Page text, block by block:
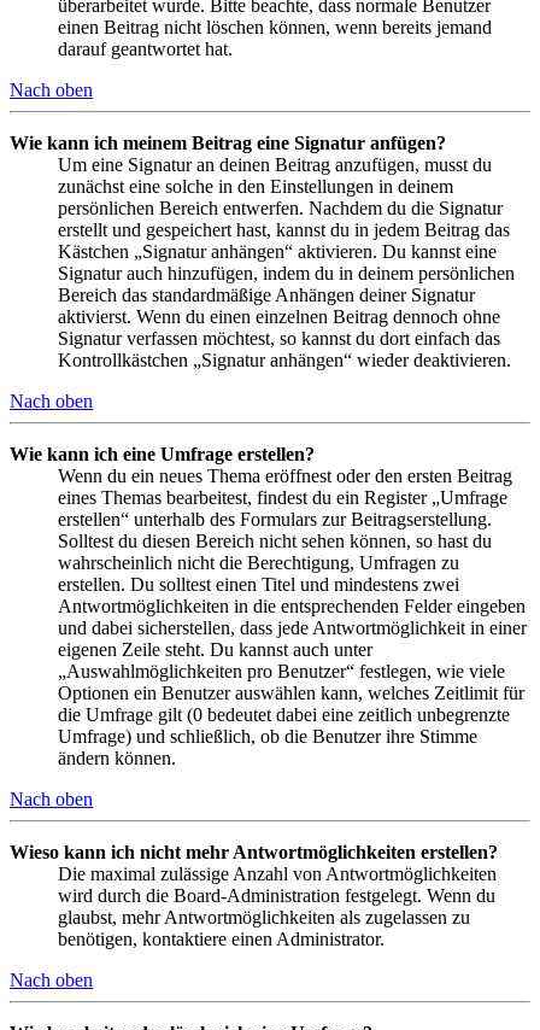
überarbeitet wurde. Bitte beachte, dass normale Benutzer
einen Beitrag nicht löschen können, wenn bereits jemand
darauf geantwortet hat.
Nach oben
Wie kann ich meinem Beitrag eine Signatur anfügen?
Um eine Signatur an deinen Beitrag anzufügen, musst du
zunächst eine solche in den Einstellungen in deinem
persönlichen Bereich entwerfen. Nachdem du die Signatur
erstellt und gespeichert hast, kannst du in jedem Beitrag das
Kästchen „Signatur anhängen“ aktivieren. Du kannst eine
Signatur auch hinzufügen, indem du in deinem persönlichen
Bereich das standardmäßige Anhängen deiner Signatur
aktivierst. Wenn du einen einzelnen Beitrag dennoch ohne
Signatur verfassen möchtest, so kannst du dort einfach das
Kontrollkästchen „Signatur anhängen“ wieder deaktivieren.
Nach oben
Wie kann ich eine Umfrage erstellen?
Wenn du ein neues Thema eröffnest oder den ersten Beitrag
eines Themas bearbeitest, findest du ein Register „Umfrage
erstellen“ unterhalb des Formulars zur Beitragserstellung.
Solltest du diesen Bereich nicht sehen können, so hast du
wahrscheinlich nicht die Berechtigung, Umfragen zu
erstellen. Du solltest einen Titel und mindestens zwei
Antwortmöglichkeiten in die entsprechenden Felder eingeben
und dabei sicherstellen, dass jede Antwortmöglichkeit in einer
eigenen Zeile steht. Du kannst auch unter
„Auswahlmöglichkeiten pro Benutzer“ festlegen, wie viele
Optionen ein Benutzer auswählen kann, welches Zeitlimit für
die Umfrage gilt (0 bedeutet dabei eine zeitlich unbegrenzte
Umfrage) und schließlich, ob die Benutzer ihre Stimme
ändern können.
Nach oben
Wieso kann ich nicht mehr Antwortmöglichkeiten erstellen?
Die maximal zulässige Anzahl von Antwortmöglichkeiten
wird durch die Board-Administration festgelegt. Wenn du
glaubst, mehr Antwortmöglichkeiten als zugelassen zu
benötigen, kontaktiere einen Administrator.
Nach oben